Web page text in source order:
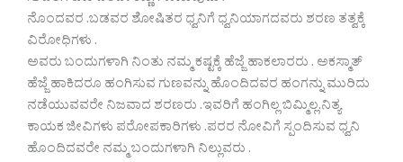
ನೊಂದವರ .ಬಡವರ ಶೋಷಿತರ ಧ್ವನಿಗೆ ಧ್ವನಿಯಾಗದವರು ಶರಣ ತತ್ವಕ್ಕೆ
ವಿರೋಧಿಗಳು .
ಅವರು ಬಂದುಗಳಾಗಿ ನಿಂತು ನಮ್ಮ ಕಷ್ಟಕ್ಕೆ ಹೆಜ್ಜೆ ಹಾಕಲಾರರು . ಅಕಸ್ಮಾತ್
ಹೆಜ್ಜೆ ಹಾಕಿದರೂ ಹಂಗಿಸುವ ಗುಣವನ್ನು ಹೊಂದಿದವರ ಹಂಗನ್ನು ಮುರಿದು
ನಡೆಯುವವರೇ ನಿಜವಾದ ಶರಣರು .ಇವರಿಗೆ ಹಂಗಿಲ್ಲ ಬಿಮ್ಮಿಲ್ಲ.ನಿತ್ಯ
ಕಾಯಕ ಜೀವಿಗಳು ಪರೋಪಕಾರಿಗಳು .ಪರರ ನೋವಿಗೆ ಸ್ಪಂದಿಸುವ ಧ್ವನಿ
ಹೊಂದಿದವರೇ ನಮ್ಮ ಬಂದುಗಳಾಗಿ ನಿಲ್ಲುವರು .